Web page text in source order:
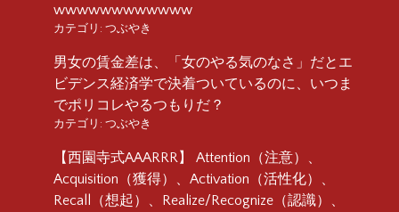
wwwwwwwwwwww
カテゴリ: つぶやき
男女の賃金差は、「女のやる気のなさ」だとエ
ビデンス経済学で決着ついているのに、いつま
でポリコレやるつもりだ？
カテゴリ: つぶやき
【西園寺式AAARRR】 Attention（注意）、
Acquisition（獲得）、Activation（活性化）、
Recall（想起）、Realize/Recognize（認識）、